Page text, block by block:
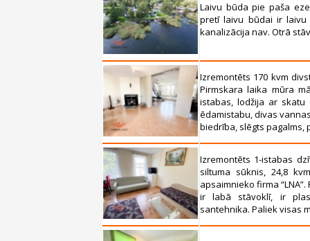
Laivu būda pie paša
pretī laivu būdai ir laivu
kanalizācija nav. Otrā
Izremontēts 170 kvm
Pirmskara laika mūra
istabas, lodžija ar
ēdamistabu, divas
biedrība, slēgts pagalms,
Izremontēts 1-istabas
siltuma sūknis, 24,8
apsaimnieko firma
ir labā stāvoklī, ir
santehnika. Paliek visas